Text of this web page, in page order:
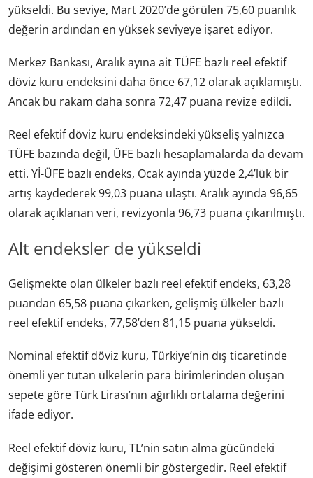
yükseldi. Bu seviye, Mart 2020’de görülen 75,60 puanlık
değerin ardından en yüksek seviyeye işaret ediyor.
Merkez Bankası, Aralık ayına ait TÜFE bazlı reel efektif
döviz kuru endeksini daha önce 67,12 olarak açıklamıştı.
Ancak bu rakam daha sonra 72,47 puana revize edildi.
Reel efektif döviz kuru endeksindeki yükseliş yalnızca
TÜFE bazında değil, ÜFE bazlı hesaplamalarda da devam
etti. Yİ-ÜFE bazlı endeks, Ocak ayında yüzde 2,4’lük bir
artış kaydederek 99,03 puana ulaştı. Aralık ayında 96,65
olarak açıklanan veri, revizyonla 96,73 puana çıkarılmıştı.
Alt endeksler de yükseldi
Gelişmekte olan ülkeler bazlı reel efektif endeks, 63,28
puandan 65,58 puana çıkarken, gelişmiş ülkeler bazlı
reel efektif endeks, 77,58’den 81,15 puana yükseldi.
Nominal efektif döviz kuru, Türkiye’nin dış ticaretinde
önemli yer tutan ülkelerin para birimlerinden oluşan
sepete göre Türk Lirası’nın ağırlıklı ortalama değerini
ifade ediyor.
Reel efektif döviz kuru, TL’nin satın alma gücündeki
değişimi gösteren önemli bir göstergedir. Reel efektif